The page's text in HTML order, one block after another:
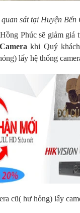
sát tại Huyện Bến
Phúc sẽ giảm giá
Camera khi Quý
lấy hệ thống
cũ( hư hỏng) lấy